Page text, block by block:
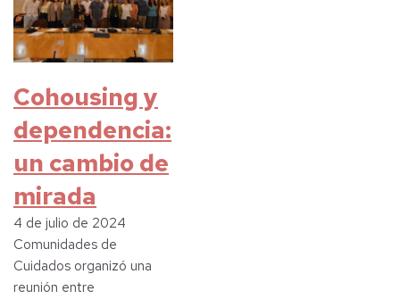
Cohousing y
dependencia:
un cambio de
mirada
4 de julio de 2024
Comunidades de
Cuidados organizó una
reunión entre